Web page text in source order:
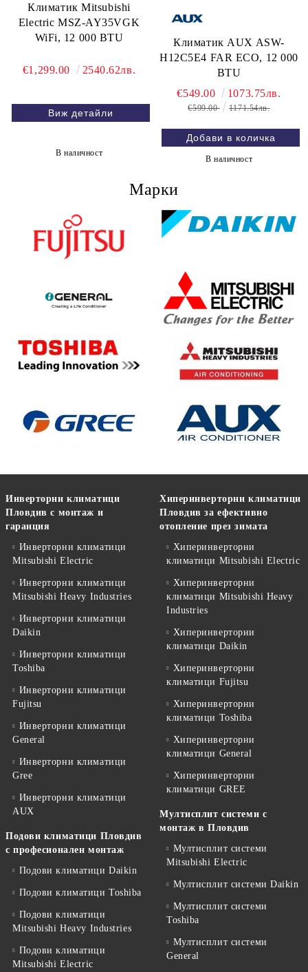
Климатик Mitsubishi
Electric MSZ-AY35VGK
WiFi, 12 000 BTU
€1,299.00 2540.62лв.
Виж детайли
В наличност
Климатик AUX ASW-
H12C5E4 FAR ECO, 12 000
BTU
€549.00 1073.75лв.
€599.00 1171.54лв.
В наличност
Марки
Инверторни климатици
Пловдив с монтаж и
гаранция
Инверторни климатици
Mitsubishi Electric
Инверторни климатици
Mitsubishi Heavy Industries
Инверторни климатици
Daikin
Инверторни климатици
Toshiba
Инверторни климатици
Fujitsu
Инверторни климатици
General
Инверторни климатици
Gree
Инверторни климатици
AUX
Подови климатици Пловдив
с професионален монтаж
Подови климатици Daikin
Подови климатици Toshiba
Подови климатици
Mitsubishi Heavy Industries
Подови климатици
Mitsubishi Electric
Хиперинверторни климатици
Пловдив за ефективно
отопление през зимата
Хиперинверторни
климатици Mitsubishi Electric
Хиперинверторни
климатици Mitsubishi Heavy
Industries
Хиперинверторни
климатици Daikin
Хиперинверторни
климатици Fujitsu
Хиперинверторни
климатици Toshiba
Хиперинверторни
климатици General
Хиперинверторни
климатици GREE
Мултисплит системи с
монтаж в Пловдив
Мултисплит системи
Mitsubishi Electric
Мултисплит системи Daikin
Мултисплит системи
Toshiba
Мултисплит системи
General